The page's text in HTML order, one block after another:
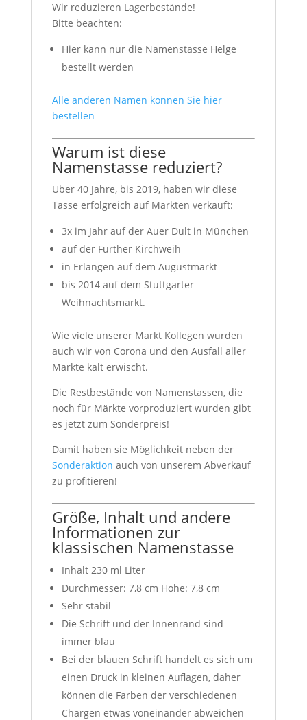
Wir reduzieren Lagerbestände!
Bitte beachten:
Hier kann nur die Namenstasse Helge
bestellt werden
Alle anderen Namen können Sie hier
bestellen
Warum ist diese
Namenstasse reduziert?
Über 40 Jahre, bis 2019, haben wir diese
Tasse erfolgreich auf Märkten verkauft:
3x im Jahr auf der Auer Dult in München
auf der Fürther Kirchweih
in Erlangen auf dem Augustmarkt
bis 2014 auf dem Stuttgarter
Weihnachtsmarkt.
Wie viele unserer Markt Kollegen wurden
auch wir von Corona und den Ausfall aller
Märkte kalt erwischt.
Die Restbestände von Namenstassen, die
noch für Märkte vorproduziert wurden gibt
es jetzt zum Sonderpreis!
Damit haben sie Möglichkeit neben der
Sonderaktion auch von unserem Abverkauf
zu profitieren!
Größe, Inhalt und andere
Informationen zur
klassischen Namenstasse
Inhalt 230 ml Liter
Durchmesser: 7,8 cm Höhe: 7,8 cm
Sehr stabil
Die Schrift und der Innenrand sind
immer blau
Bei der blauen Schrift handelt es sich um
einen Druck in kleinen Auflagen, daher
können die Farben der verschiedenen
Chargen etwas voneinander abweichen